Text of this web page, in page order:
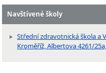
Navštívené školy
Střední zdravotnická škola a
Kroměříž, Albertova 4261/